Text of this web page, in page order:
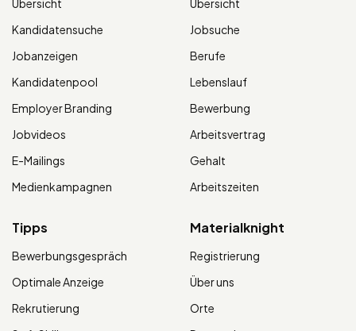
Kandidatensuche
Jobanzeigen
Kandidatenpool
Employer Branding
Jobvideos
E-Mailings
Medienkampagnen
Jobsuche
Berufe
Lebenslauf
Bewerbung
Arbeitsvertrag
Gehalt
Arbeitszeiten
Tipps
Bewerbungsgespräch
Optimale Anzeige
Rekrutierung
Materialknight
Registrierung
Über uns
Orte